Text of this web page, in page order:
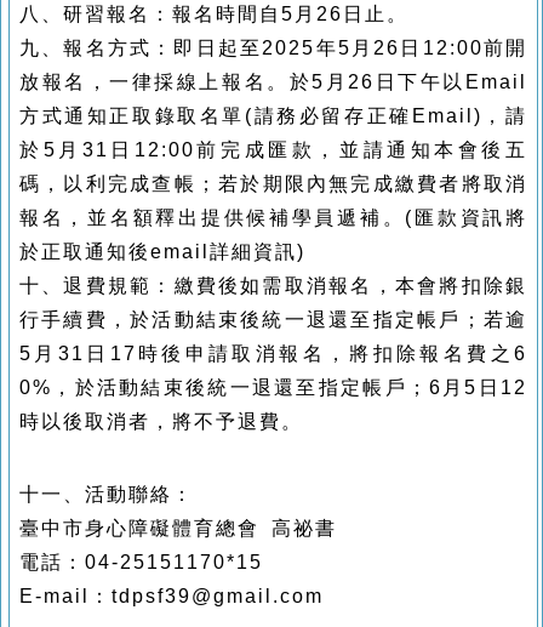
八、 研習報名 ：報名時間自5月26 日止。
九、報名方式：即日起至2025年5月26日12:00前開
放報名，一律採線上報名。於5月26日下午以Email
方式通知正取錄取名單(請務必留存正確Email)，請
於5月31日12:00前完成匯款，並請通知本會後五
碼，以利完成查帳；若於期限內無完成繳費者將取消
報名，並名額釋出提供候補學員遞補。(匯款資訊將
於正取通知後email詳細資訊)
十、退費規範：繳費後如需取消報名，本會將扣除銀
行手續費，於活動結束後統一退還至指定帳戶；若逾
5月31日17時後申請取消報名，將扣除報名費之6
0%，於活動結束後統一退還至指定帳戶；6月5日12
時以後取消者，將不予退費。
十一、 活動聯絡：
臺中市身心障礙體育總會 高祕書
電話：04-25151170*15
E-mail：tdpsf39@gmail.com